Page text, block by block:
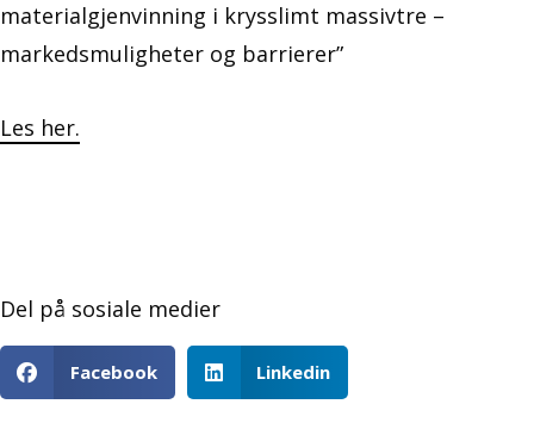
materialgjenvinning i krysslimt massivtre –
markedsmuligheter og barrierer”
Les her.
Del på sosiale medier
Facebook Linkedin